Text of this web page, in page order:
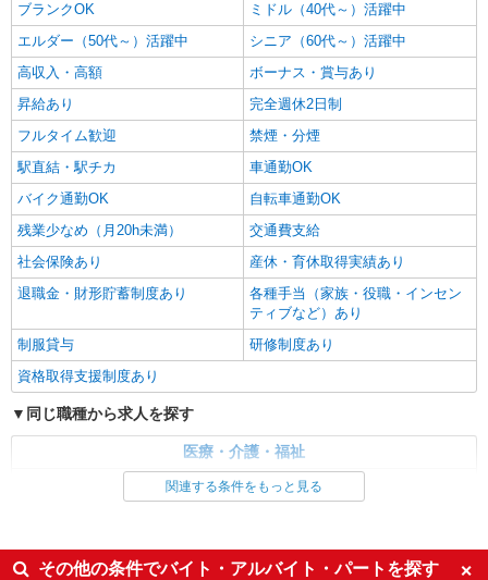
ブランクOK
ミドル（40代～）活躍中
エルダー（50代～）活躍中
シニア（60代～）活躍中
高収入・高額
ボーナス・賞与あり
昇給あり
完全週休2日制
フルタイム歓迎
禁煙・分煙
駅直結・駅チカ
車通勤OK
バイク通勤OK
自転車通勤OK
残業少なめ（月20h未満）
交通費支給
社会保険あり
産休・育休取得実績あり
退職金・財形貯蓄制度あり
各種手当（家族・役職・インセン
ティブなど）あり
制服貸与
研修制度あり
資格取得支援制度あり
同じ職種から求人を探す
医療・介護・福祉
看護師・保健師・看護助手・助産師
未経験歓迎
ミドル（40代～）活躍中
関連する条件をもっと見る
その他の条件でバイト・アルバイト・パートを探す